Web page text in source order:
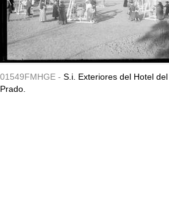
01549FMHGE - S.i. Exteriores del Hotel del
Prado.